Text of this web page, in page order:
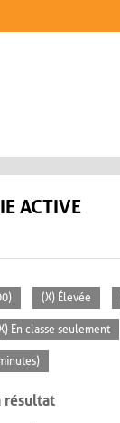
ACTIVE
(X) Élevée
En classe seulement
résultat